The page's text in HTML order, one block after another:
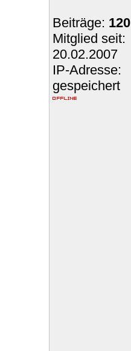
Beiträge: 120
Mitglied seit:
20.02.2007
IP-Adresse:
gespeichert